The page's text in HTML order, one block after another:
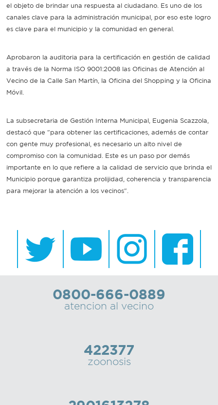
el objeto de brindar una respuesta al ciudadano. Es uno de los
canales clave para la administración municipal, por eso este logro
es clave para el municipio y la comunidad en general.
Aprobaron la auditoria para la certificación en gestión de calidad
a través de la Norma ISO 9001:2008 las Oficinas de Atención al
Vecino de la Calle San Martín, la Oficina del Shopping y la Oficina
Móvil.
La subsecretaria de Gestión Interna Municipal, Eugenia Scazzola,
destacó que "para obtener las certificaciones, además de contar
con gente muy profesional, es necesario un alto nivel de
compromiso con la comunidad. Este es un paso por demás
importante en lo que refiere a la calidad de servicio que brinda el
Municipio porque garantiza prolijidad, coherencia y transparencia
para mejorar la atención a los vecinos".
0800-666-0889
atencion al vecino
422377
zoonosis